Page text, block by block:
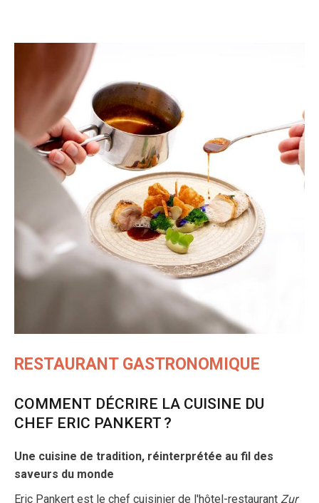
RESTAURANT GASTRONOMIQUE
COMMENT DÉCRIRE LA CUISINE DU
CHEF ERIC PANKERT ?
Une cuisine de tradition, réinterprétée au fil des
saveurs du monde
Eric Pankert est le chef cuisinier de l'hôtel-restaurant Zur